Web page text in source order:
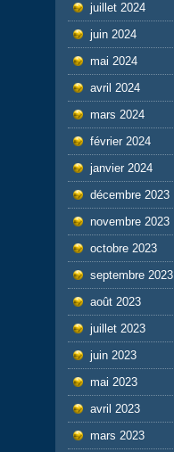
juillet 2024
juin 2024
mai 2024
avril 2024
mars 2024
février 2024
janvier 2024
décembre 2023
novembre 2023
octobre 2023
septembre 2023
août 2023
juillet 2023
juin 2023
mai 2023
avril 2023
mars 2023